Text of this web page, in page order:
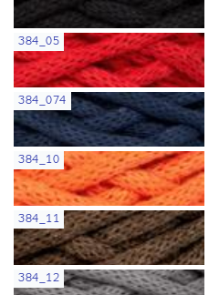
384_05
384_074
384_10
384_11
384_12